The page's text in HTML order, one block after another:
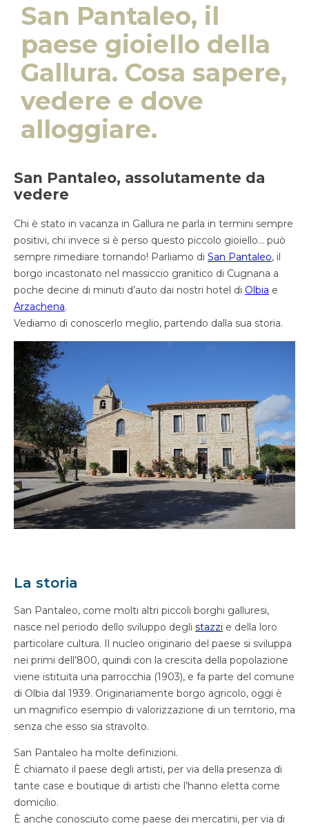
San Pantaleo, il
paese gioiello della
Gallura. Cosa sapere,
vedere e dove
alloggiare.
San Pantaleo, assolutamente da
vedere
Chi è stato in vacanza in Gallura ne parla in termini sempre
positivi, chi invece si è perso questo piccolo gioiello… può
sempre rimediare tornando! Parliamo di San Pantaleo, il
borgo incastonato nel massiccio granitico di Cugnana a
poche decine di minuti d’auto dai nostri hotel di Olbia e
Arzachena.
Vediamo di conoscerlo meglio, partendo dalla sua storia.
La storia
San Pantaleo, come molti altri piccoli borghi galluresi,
nasce nel periodo dello sviluppo degli stazzi e della loro
particolare cultura. Il nucleo originario del paese si sviluppa
nei primi dell’800, quindi con la crescita della popolazione
viene istituita una parrocchia (1903), e fa parte del comune
di Olbia dal 1939. Originariamente borgo agricolo, oggi è
un magnifico esempio di valorizzazione di un territorio, ma
senza che esso sia stravolto.
San Pantaleo ha molte definizioni.
È chiamato il paese degli artisti, per via della presenza di
tante case e boutique di artisti che l’hanno eletta come
domicilio.
È anche conosciuto come paese dei mercatini, per via di